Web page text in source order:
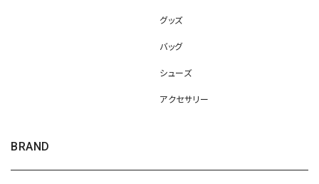
グッズ
バッグ
シューズ
アクセサリー
BRAND